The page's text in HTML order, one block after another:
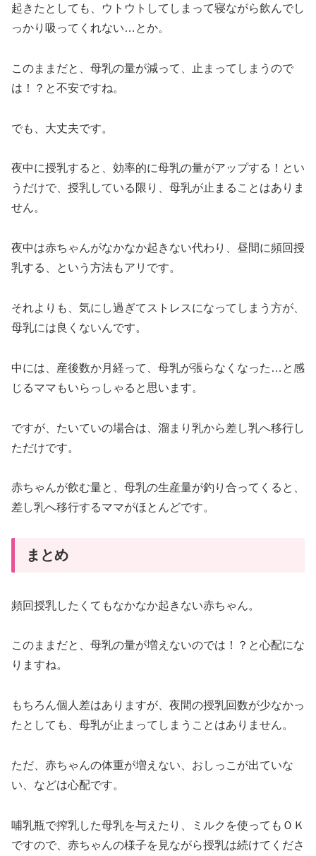
起きたとしても、ウトウトしてしまって寝ながら飲んでし
っかり吸ってくれない…とか。
このままだと、母乳の量が減って、止まってしまうので
は！？と不安ですね。
でも、大丈夫です。
夜中に授乳すると、効率的に母乳の量がアップする！とい
うだけで、授乳している限り、母乳が止まることはありま
せん。
夜中は赤ちゃんがなかなか起きない代わり、昼間に頻回授
乳する、という方法もアリです。
それよりも、気にし過ぎてストレスになってしまう方が、
母乳には良くないんです。
中には、産後数か月経って、母乳が張らなくなった…と感
じるママもいらっしゃると思います。
ですが、たいていの場合は、溜まり乳から差し乳へ移行し
ただけです。
赤ちゃんが飲む量と、母乳の生産量が釣り合ってくると、
差し乳へ移行するママがほとんどです。
まとめ
頻回授乳したくてもなかなか起きない赤ちゃん。
このままだと、母乳の量が増えないのでは！？と心配にな
りますね。
もちろん個人差はありますが、夜間の授乳回数が少なかっ
たとしても、母乳が止まってしまうことはありません。
ただ、赤ちゃんの体重が増えない、おしっこが出ていな
い、などは心配です。
哺乳瓶で搾乳した母乳を与えたり、ミルクを使ってもＯＫ
ですので、赤ちゃんの様子を見ながら授乳は続けてくださ